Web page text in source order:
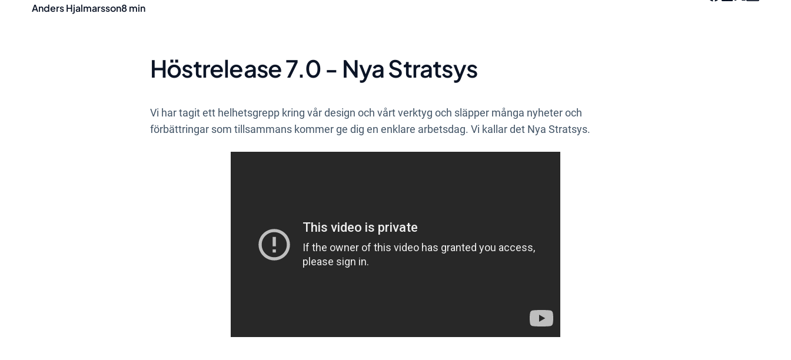
Anders Hjalmarsson8 min
Höstrelease 7.0 - Nya Stratsys
Vi har tagit ett helhetsgrepp kring vår design och vårt verktyg och släpper många nyheter och
förbättringar som tillsammans kommer ge dig en enklare arbetsdag. Vi kallar det Nya Stratsys.